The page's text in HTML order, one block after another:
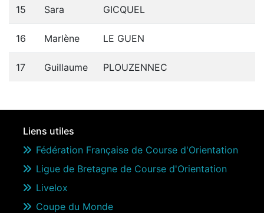
15 Sara GICQUEL
16 Marlène LE GUEN
17 Guillaume PLOUZENNEC
Liens utiles
Fédération Française de Course d'Orientation
Ligue de Bretagne de Course d'Orientation
Livelox
Coupe du Monde